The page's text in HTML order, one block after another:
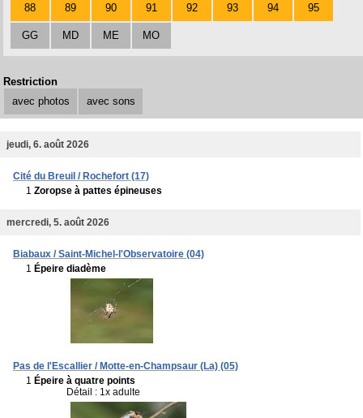
88 89 90 91 92 93 94 95
GG MD ME MO
Restriction
avec photos
avec sons
jeudi, 6. août 2026
Cité du Breuil / Rochefort (17)
1 Zoropse à pattes épineuses
mercredi, 5. août 2026
Biabaux / Saint-Michel-l'Observatoire (04)
1 Épeire diadème
Pas de l'Escallier / Motte-en-Champsaur (La) (05)
1 Épeire à quatre points
Détail : 1x adulte